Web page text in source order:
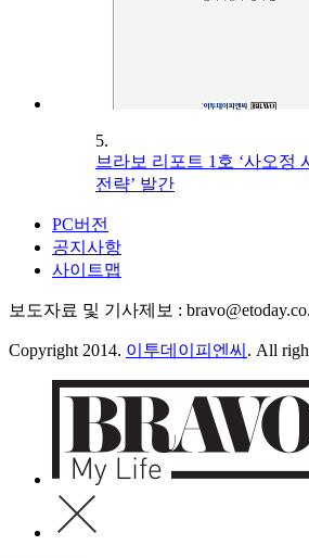
5.
브라보 리포트 1호 ‘사오정
전략’ 발간
PC버전
공지사항
사이트맵
보도자료 및 기사제보 :
Copyright 2014. 이투데이피엔씨 . All